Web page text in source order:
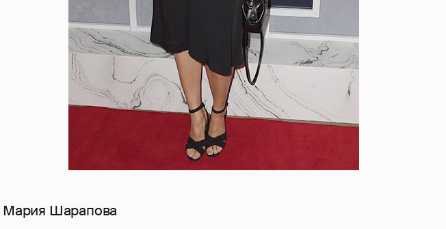
Мария Шарапова